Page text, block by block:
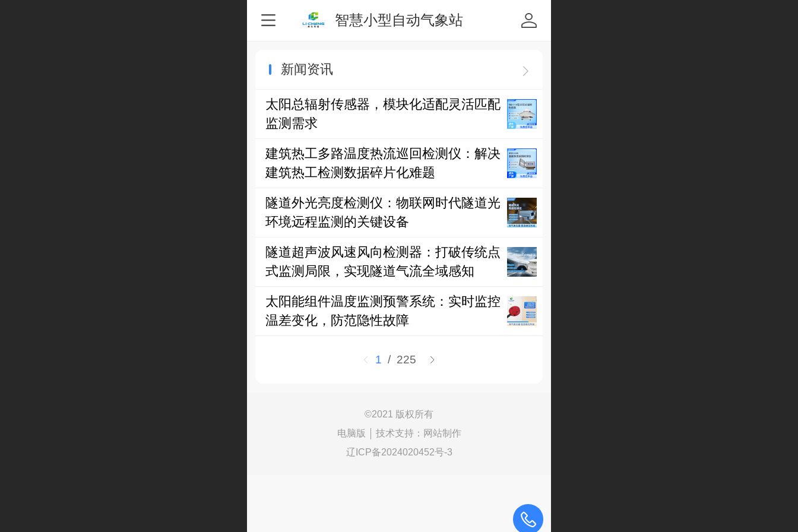
智慧小型自动气象站
新闻资讯
太阳总辐射传感器，模块化适配灵活匹配
监测需求
建筑热工多路温度热流巡回检测仪：解决
建筑热工检测数据碎片化难题
隧道外光亮度检测仪：物联网时代隧道光
环境远程监测的关键设备
隧道超声波风速风向检测器：打破传统点
式监测局限，实现隧道气流全域感知
太阳能组件温度监测预警系统：实时监控
温差变化，防范隐性故障
1 / 225
©2021 版权所有
电脑版
技术支持： 网站制作
辽ICP备2024020452号-3